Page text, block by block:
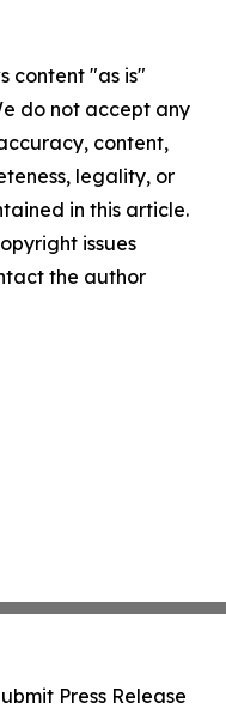
content "as is"
do not accept any
content,
legality, or
in this article.
issues
the author
Press Release